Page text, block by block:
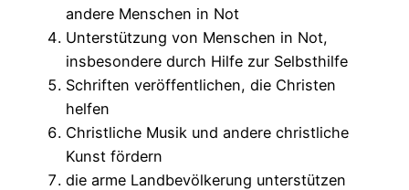
andere Menschen in Not
Unterstützung von Menschen in Not,
insbesondere durch Hilfe zur Selbsthilfe
Schriften veröffentlichen, die Christen
helfen
Christliche Musik und andere christliche
Kunst fördern
die arme Landbevölkerung unterstützen